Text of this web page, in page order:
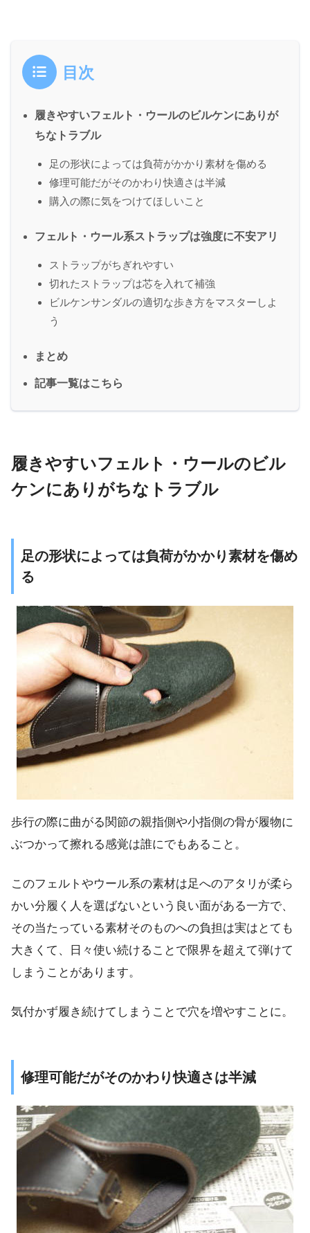
目次
履きやすいフェルト・ウールのビルケンにありが
ちなトラブル
足の形状によっては負荷がかかり素材を傷める
修理可能だがそのかわり快適さは半減
購入の際に気をつけてほしいこと
フェルト・ウール系ストラップは強度に不安アリ
ストラップがちぎれやすい
切れたストラップは芯を入れて補強
ビルケンサンダルの適切な歩き方をマスターしよ
う
まとめ
記事一覧はこちら
履きやすいフェルト・ウールのビル
ケンにありがちなトラブル
足の形状によっては負荷がかかり素材を傷め
る
歩行の際に曲がる関節の親指側や小指側の骨が履物に
ぶつかって擦れる感覚は誰にでもあること。
このフェルトやウール系の素材は足へのアタリが柔ら
かい分履く人を選ばないという良い面がある一方で、
その当たっている素材そのものへの負担は実はとても
大きくて、日々使い続けることで限界を超えて弾けて
しまうことがあります。
気付かず履き続けてしまうことで穴を増やすことに。
修理可能だがそのかわり快適さは半減